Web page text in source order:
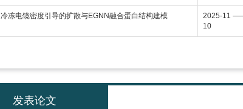
冷冻电镜密度引导的扩散与EGNN融合蛋白结构建模
2025-11
10
发表论文